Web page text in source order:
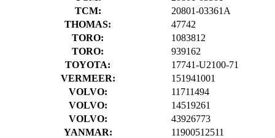
TCM:
20801-03361A
THOMAS:
47742
TORO:
1083812
TORO:
939162
TOYOTA:
17741-U2100-71
VERMEER:
151941001
VOLVO:
11711494
VOLVO:
14519261
VOLVO:
43926773
YANMAR:
11900512511